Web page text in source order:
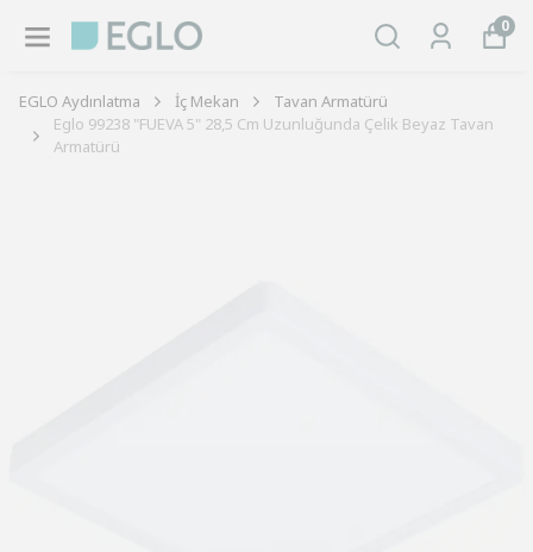
0
EGLO Aydınlatma İç Mekan
Tavan Armatürü
Eglo 99238 "FUEVA 5" 28,5 Cm Uzunluğunda Çelik Beyaz Tavan
Armatürü